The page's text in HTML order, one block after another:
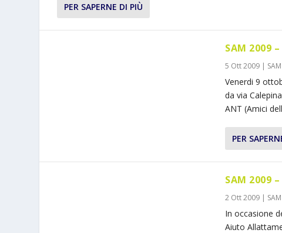
PER SAPERNE DI PIÙ
SAM 2009
5 Ott 2009 |
Venerdi 9
da via
ANT (Amici
PER
SAM 2009
2 Ott 2009 |
In occasione
Aiuto